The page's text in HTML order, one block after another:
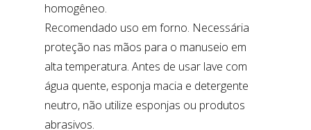
homogêneo.
Recomendado uso em forno. Necessária
proteção nas mãos para o manuseio em
alta temperatura. Antes de usar lave com
água quente, esponja macia e detergente
neutro, não utilize esponjas ou produtos
abrasivos.